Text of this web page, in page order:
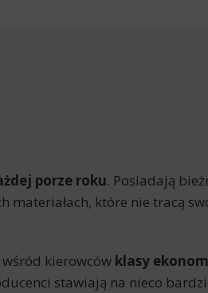
porze roku. Posiadają
które nie tracą
wśród kierowców klasy
stawiają na nieco